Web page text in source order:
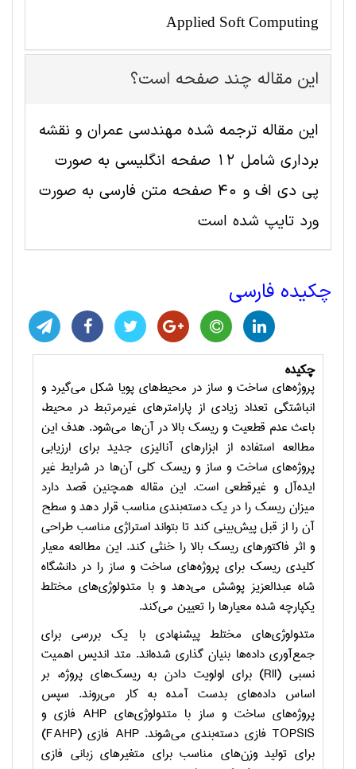
Applied Soft Computing
این مقاله چند صفحه است؟
این مقاله ترجمه شده مهندسی عمران و نقشه
برداری شامل 12 صفحه انگلیسی به صورت
پی دی اف و 40 صفحه متن فارسی به صورت
ورد تایپ شده است
چکیده فارسی
چکیده
پروژه‌های ساخت و ساز در محیط‌های پویا شکل می‌گیرد و
انباشتگی تعداد زیادی از پارامترهای غیرمرتبط در محیط،
باعث عدم قطعیت و ریسک بالا در آن‌ها می‌شود. هدف این
مطالعه استفاده از ابزارهای آنالیزی جدید برای ارزیابی
پروژه‌های ساخت و ساز و ریسک کلی آن‌ها در شرایط غیر
ایده‌آل و غیرقطعی است. این مقاله همچنین قصد دارد
میزان ریسک را در یک دسته‌بندی مناسب قرار دهد و سطح
آن را از قبل پیش‌بینی کند تا بتواند استراژی مناسب طراحی
و اثر فاکتورهای ریسک بالا را خنثی کند. این مطالعه معیار
کلیدی ریسک برای پروژه‌های ساخت و ساز را در دانشگاه
شاه عبدالعزیز پوشش می‌دهد و با متدولوژی‌های مختلط
یکپارچه شده معیارها را تعیین می‌کند.
متدولوژی‌های مختلط پیشنهادی با یک بررسی برای
جمع‌آوری داده‌ها بنیان گذاری شده‌اند. متد اندیس اهمیت
نسبی (RII) برای اولویت دادن به ریسک‌های پروژه، بر
اساس داده‌های بدست آمده به کار می‌روند. سپس
پروژه‌های ساخت و ساز با متدولوژی‌های AHP فازی و
TOPSIS فازی دسته‌بندی می‌شوند.AHP فازی (FAHP
)
برای تولید وزن‌های مناسب برای متغیرهای زبانی فازی